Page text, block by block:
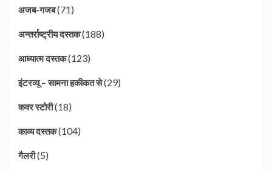
अजब-गजब(71)
अन्तर्राष्ट्रीय दस्तक(188)
आध्यात्म दस्तक(123)
इंटरव्यू – सामना हकीकत से(29)
कवर स्टोरी(18)
काव्य दस्तक(104)
गैलरी(5)